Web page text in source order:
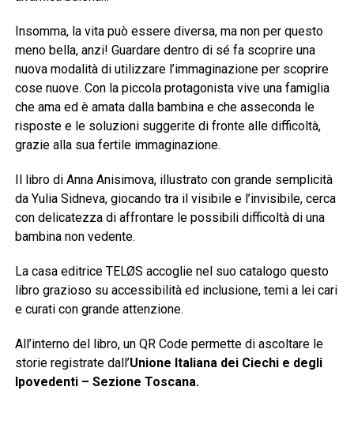
Insomma, la vita può essere diversa, ma non per questo
meno bella, anzi! Guardare dentro di sé fa scoprire una
nuova modalità di utilizzare l’immaginazione per scoprire
cose nuove. Con la piccola protagonista vive una famiglia
che ama ed è amata dalla bambina e che asseconda le
risposte e le soluzioni suggerite di fronte alle difficoltà,
grazie alla sua fertile immaginazione.
Il libro di Anna Anisimova, illustrato con grande semplicità
da Yulia Sidneva, giocando tra il visibile e l’invisibile, cerca
con delicatezza di affrontare le possibili difficoltà di una
bambina non vedente.
La casa editrice TELØS accoglie nel suo catalogo questo
libro grazioso su accessibilità ed inclusione, temi a lei cari
e curati con grande attenzione.
All’interno del libro, un QR Code permette di ascoltare le
storie registrate dall’Unione Italiana dei Ciechi e degli
Ipovedenti – Sezione Toscana.